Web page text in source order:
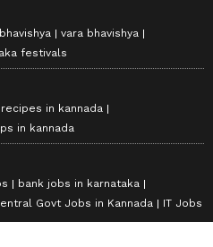
vara bhavishya
festivals
in kannada
in kannada
bank jobs in karnataka
Govt Jobs in Kannada IT Jobs